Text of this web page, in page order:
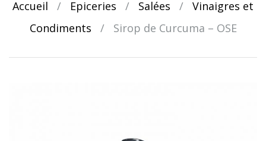
content
Accueil / Epiceries / Salées /
Vinaigres et
Condiments
/ Sirop de Curcuma – OSE